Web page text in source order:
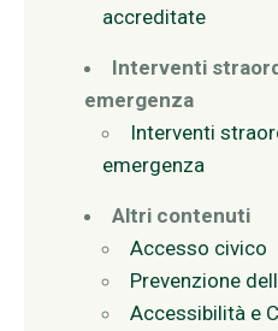
accreditate
Interventi
emergenza
Interventi
emergenza
Altri contenuti
Accesso civico
Prevenzione
Accessibilità e